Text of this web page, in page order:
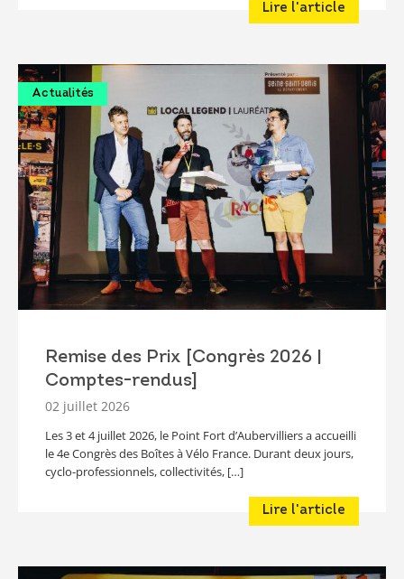
Lire l'article
Actualités
Remise des Prix [Congrès 2026 |
Comptes-rendus]
02 juillet 2026
Les 3 et 4 juillet 2026, le Point Fort d’Aubervilliers a accueilli
le 4e Congrès des Boîtes à Vélo France. Durant deux jours,
cyclo-professionnels, collectivités, […]
Lire l'article